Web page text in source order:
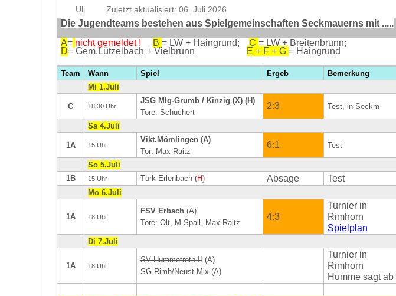
Uli Zuletzt aktualisiert: 06. Juli 2026
Die Jugendteams bestehen aus Spielgemeinschaften Seckmauerns mit .....
A= nicht gemeldet ! B = LW + Haingrund; C = LW + Breitenbrunn;
D= Gem.Lützelbach + Vielbrunn E + F + G = Haingrund
Team Wann Spiel Ergeb
Bemerkung
Mi 1.Juli
C 18.30 Uhr
JSG Mlg-Grumb / Kinzig (X) (H)
Tore: Schuchert
2:3 Test, in Seckm
Sa 4.Juli
1A 15 Uhr
Vikt.Mömlingen (A)
Tor: Max Raitz
6:1 Test
So 5.Juli
1B
15 Uhr Türk Erlenbach (H) Absage Test
Mo 6.Juli
1A 18 Uhr
FSV Erbach (A)
Tore: Olt, M.Spall, Max Raitz
4:3
Turnier in
Rimhorn
Spielplan
Di 7.Juli
1A 18 Uhr
SV Hummetroth II (A)
SG Rimh/Neust Mix (A)
Turnier in
Rimhorn
Humme sagt ab